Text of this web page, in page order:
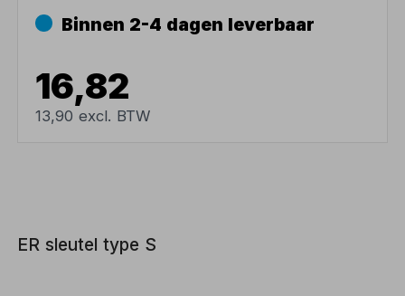
Binnen 2-4 dagen leverbaar
16,82
13,90 excl. BTW
ER sleutel type S